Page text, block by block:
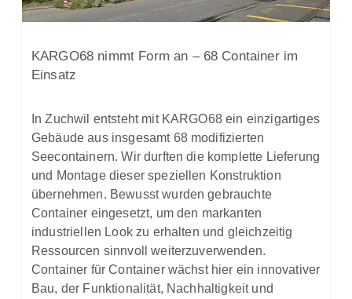
KARGO68 nimmt Form an – 68 Container im
Einsatz
In Zuchwil entsteht mit KARGO68 ein einzigartiges
Gebäude aus insgesamt 68 modifizierten
Seecontainern. Wir durften die komplette Lieferung
und Montage dieser speziellen Konstruktion
übernehmen. Bewusst wurden gebrauchte
Container eingesetzt, um den markanten
industriellen Look zu erhalten und gleichzeitig
Ressourcen sinnvoll weiterzuverwenden.
Container für Container wächst hier ein innovativer
Bau, der Funktionalität, Nachhaltigkeit und